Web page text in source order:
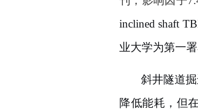
inclined shaft
业大学为第一
斜井隧道
降低能耗，但